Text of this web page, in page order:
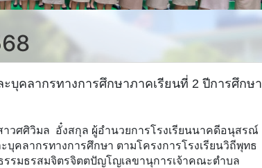
คลากรทางการศึกษาภาคเรียนที่ 2 ปีการศึกษา
วศศิวิมล อั๋งสกุล ผู้อำนวยการโรงเรียนนาคดีอนุสรณ์
คลากรทางการศึกษา ตามโครงการโรงเรียนวิถีพุทธ
รรมธรสมจิตรจิตตปัญโญเลขานุการเจ้าคณะตำบล